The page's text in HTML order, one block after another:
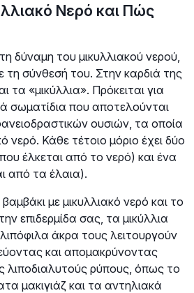
Νερό και Πώς
δύναμη του μικυλλιακού νερού,
τη σύνθεσή του. Στην καρδιά της
τα «μικύλλια». Πρόκειται για
σωματίδια που αποτελούνται
ουσιών, τα οποία
νερό. Κάθε τέτοιο μόριο έχει δύο
έλκεται από το νερό) και ένα
από τα έλαια).
με μικυλλιακό νερό και το
επιδερμίδα σας, τα μικύλλια
άκρα τους λειτουργούν
και απομακρύνοντας
λιποδιαλυτούς ρύπους, όπως το
μακιγιάζ και τα αντηλιακά